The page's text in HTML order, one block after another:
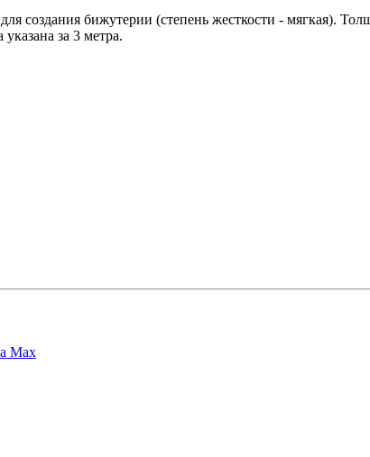
создания бижутерии (степень жесткости - мягкая).
за 3 метра.
Max